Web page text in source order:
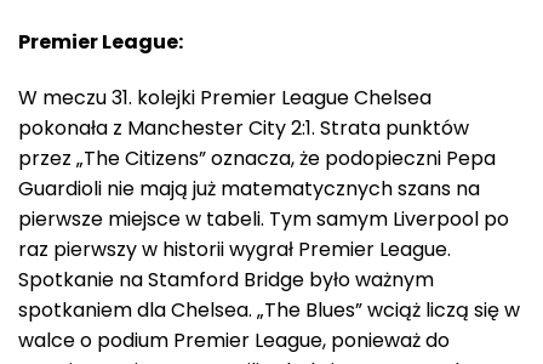
Premier League:
W meczu 31. kolejki Premier League Chelsea
pokonała z Manchester City 2:1. Strata punktów
przez „The Citizens” oznacza, że podopieczni Pepa
Guardioli nie mają już matematycznych szans na
pierwsze miejsce w tabeli. Tym samym Liverpool po
raz pierwszy w historii wygrał Premier League.
Spotkanie na Stamford Bridge było ważnym
spotkaniem dla Chelsea. „The Blues” wciąż liczą się w
walce o podium Premier League, ponieważ do